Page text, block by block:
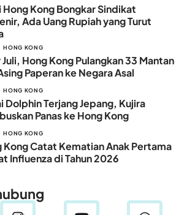
Hong Kong Bongkar Sindikat
Ada Uang Rupiah yang Turut
HONG KONG
Hong Kong Pulangkan 33 Mantan
Paperan ke Negara Asal
HONG KONG
Dolphin Terjang Jepang, Kujira
Panas ke Hong Kong
HONG KONG
Kong Catat Kematian Anak Pertama
Influenza di Tahun 2026